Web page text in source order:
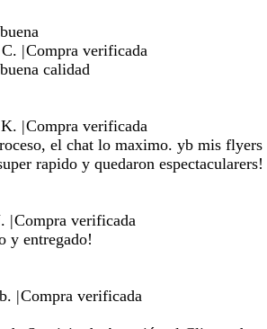
|Compra verificada
calidad
|Compra verificada
el chat lo maximo. yb mis flyers
rapido y quedaron espectacularers!
|Compra verificada
y entregado!
|Compra verificada